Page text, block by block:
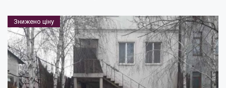
Знижено ціну